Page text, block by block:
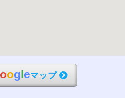
oog eマップ